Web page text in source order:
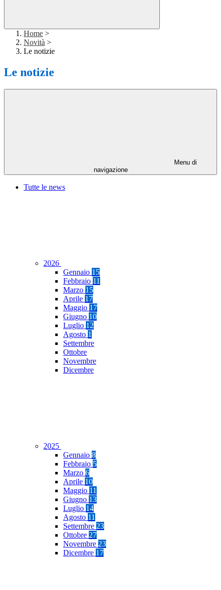
Home >
Novità >
Le notizie
Le notizie
Menu di
navigazione
Tutte le news
2026
Gennaio 15
Febbraio 11
Marzo 15
Aprile 17
Maggio 17
Giugno 10
Luglio 12
Agosto 1
Settembre
Ottobre
Novembre
Dicembre
2025
Gennaio 8
Febbraio 5
Marzo 6
Aprile 10
Maggio 11
Giugno 13
Luglio 14
Agosto 11
Settembre 23
Ottobre 27
Novembre 23
Dicembre 17